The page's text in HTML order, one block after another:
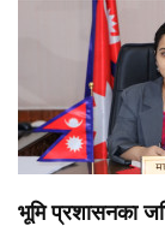
भूमि प्रशासनका